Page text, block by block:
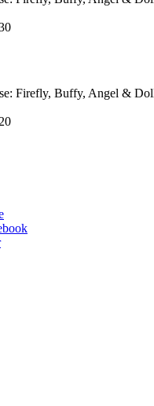
Firefly, Buffy, Angel &